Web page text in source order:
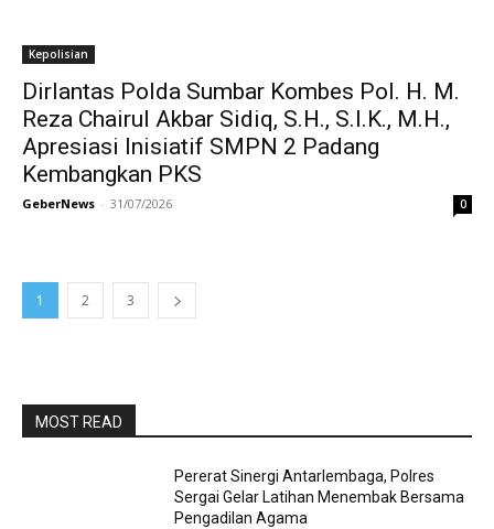
Kepolisian
Dirlantas Polda Sumbar Kombes Pol. H. M.
Reza Chairul Akbar Sidiq, S.H., S.I.K., M.H.,
Apresiasi Inisiatif SMPN 2 Padang
Kembangkan PKS
GeberNews - 31/07/2026 0
1 2 3
MOST READ
Pererat Sinergi Antarlembaga, Polres
Sergai Gelar Latihan Menembak Bersama
Pengadilan Agama